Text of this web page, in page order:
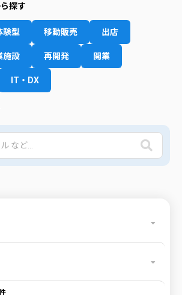
探す
験型 移動販売 出店
施設 再開発 開業
IT・DX